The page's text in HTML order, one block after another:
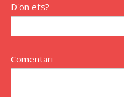
D'on ets?
Comentari